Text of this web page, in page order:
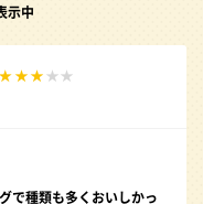
示中
で種類も多くおいしかっ